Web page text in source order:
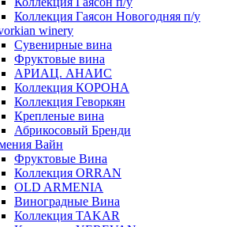
Коллекция Гаясон Новогодняя п/у
winery
Сувенирные вина
Фруктовые вина
АРИАЦ. АНАИС
Коллекция КОРОНА
Коллекция Геворкян
Крепленые вина
Абрикосовый Бренди
Вайн
Фруктовые Вина
Коллекция ORRAN
OLD ARMENIA
Виноградные Вина
Коллекция TAKAR